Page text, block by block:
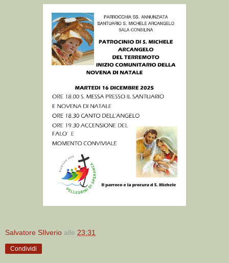
Salvatore SIlverio alle 23:31
Condividi